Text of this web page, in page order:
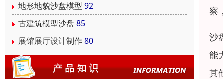
地形地貌沙盘模型 92
古建筑模型沙盘 85
展馆展厅设计制作80
察
沙
能
其